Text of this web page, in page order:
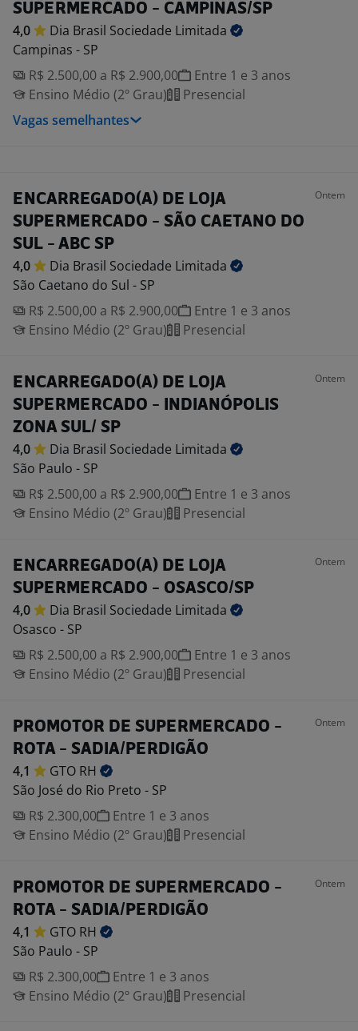
SUPERMERCADO - CAMPINAS/SP
4,0 Dia Brasil Sociedade Limitada
Campinas - SP
R$ 2.500,00 a R$ 2.900,00
Entre 1 e 3 anos
Ensino Médio (2º Grau)
Presencial
Vagas semelhantes
ENCARREGADO(A) DE LOJA
SUPERMERCADO - SÃO CAETANO DO
SUL - ABC SP
Ontem
4,0 Dia Brasil Sociedade Limitada
São Caetano do Sul - SP
R$ 2.500,00 a R$ 2.900,00
Entre 1 e 3 anos
Ensino Médio (2º Grau)
Presencial
ENCARREGADO(A) DE LOJA
SUPERMERCADO - INDIANÓPOLIS
ZONA SUL/ SP
Ontem
4,0 Dia Brasil Sociedade Limitada
São Paulo - SP
R$ 2.500,00 a R$ 2.900,00
Entre 1 e 3 anos
Ensino Médio (2º Grau)
Presencial
ENCARREGADO(A) DE LOJA
SUPERMERCADO - OSASCO/SP
Ontem
4,0 Dia Brasil Sociedade Limitada
Osasco - SP
R$ 2.500,00 a R$ 2.900,00
Entre 1 e 3 anos
Ensino Médio (2º Grau)
Presencial
PROMOTOR DE SUPERMERCADO -
ROTA - SADIA/PERDIGÃO
Ontem
4,1 GTO RH
São José do Rio Preto - SP
R$ 2.300,00
Entre 1 e 3 anos
Ensino Médio (2º Grau)
Presencial
PROMOTOR DE SUPERMERCADO -
ROTA - SADIA/PERDIGÃO
Ontem
4,1 GTO RH
São Paulo - SP
R$ 2.300,00
Entre 1 e 3 anos
Ensino Médio (2º Grau)
Presencial